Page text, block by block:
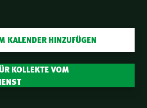
KALENDER HINZUFÜGEN
KOLLEKTE VOM